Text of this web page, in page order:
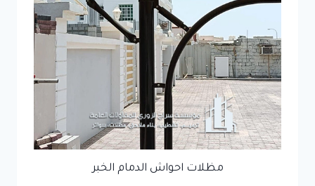
مظلات احواش الدمام الخبر